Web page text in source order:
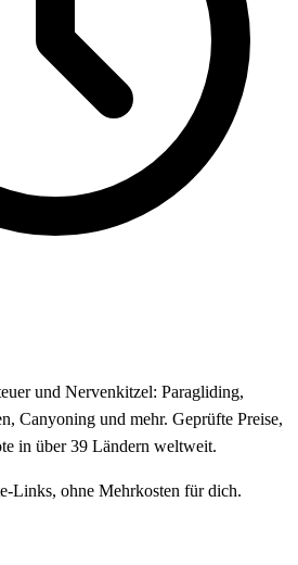
und Nervenkitzel: Paragliding,
Canyoning und mehr. Geprüfte Preise,
in über 39 Ländern weltweit.
Links, ohne Mehrkosten für dich.